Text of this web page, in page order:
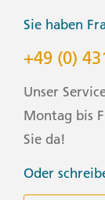
Sie haben
+49 (0)
Unser
Montag bis
Sie da!
Oder